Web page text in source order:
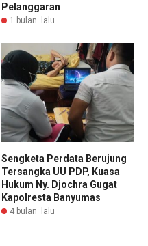
Pelanggaran
1 bulan lalu
Sengketa Perdata Berujung
Tersangka UU PDP, Kuasa
Hukum Ny. Djochra Gugat
Kapolresta Banyumas
4 bulan lalu